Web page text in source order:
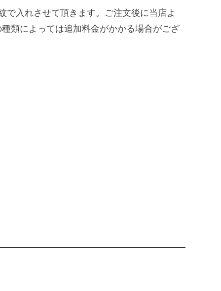
で入れさせて頂きます。ご注文後に当店よ
類によっては追加料金がかかる場合がござ